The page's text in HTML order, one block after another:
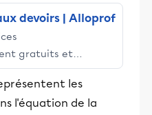
devoirs | Alloprof
gratuits et
engage les élèves
la réussite
les
l'équation de la